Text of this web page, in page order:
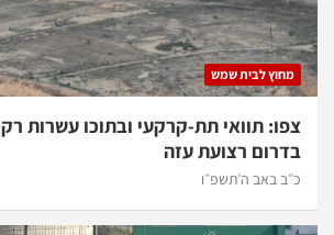
מחוץ לבית שמש
צפו: תוואי תת-קרקעי ובתוכו עשרות
בדרום רצועת עזה
כ״ב באב ה׳תשפ״ו